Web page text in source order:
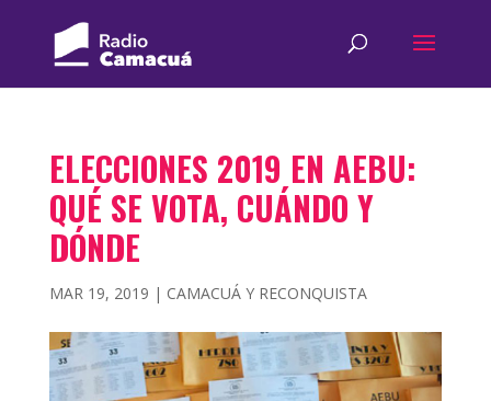
ELECCIONES 2019 EN AEBU:
QUÉ SE VOTA, CUÁNDO Y
DÓNDE
MAR 19, 2019 | CAMACUÁ Y RECONQUISTA